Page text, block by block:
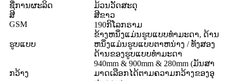
ຊື່ການຜະລິດ
ມ້ວນວັດສະດຸ
ສີ
ສີຂາວ
GSM
190ກິ​ໂລກ​ຣາມ
ຮູບແບບ
ຂ້າງຫນຶ່ງແມ່ນຮູບແບບທໍາມະດາ, ດ້ານ
ຫນຶ່ງແມ່ນຮູບແບບຕາຫນ່າງ / ທັງສອງ
ດ້ານຂອງຮູບແບບທໍາມະດາ
ກວ້າງ
940mm & 900mm & 280mm (ມັນ​ສາ​
ມາດ​ເລືອກ​ໄດ້​ຕາມ​ຄວາມ​ກວ້າງ​ຂອງ​ອຸ​